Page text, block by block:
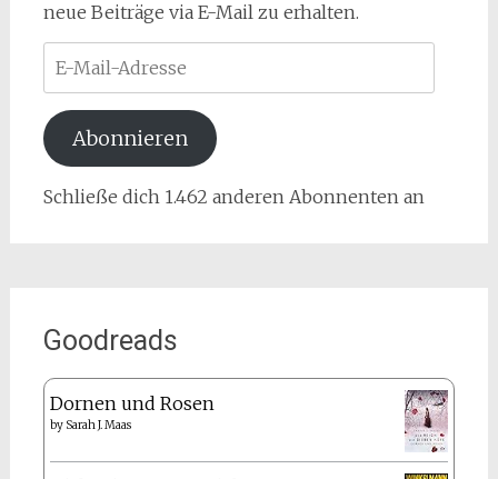
neue Beiträge via E-Mail zu erhalten.
Mail-
Adresse
Abonnieren
Schließe dich 1.462 anderen Abonnenten an
Goodreads
Dornen und Rosen
by Sarah J. Maas